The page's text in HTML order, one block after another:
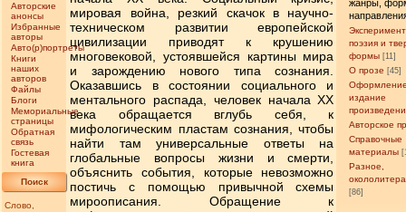
Авторские
анонсы
Избранные
авторы
Авто(р)портреты
Книги
наших
авторов
Файлы
Блоги
Мемориальные
страницы
Обратная
связь
Гостевая
книга
Поиск
Слово,
жанры,
поэзия и
формы [11]
О прозе [45]
издание
Авторское
Справочные
материалы
Разное,
[86]
мировая война, резкий скачок в научно-
техническом развитии европейской
цивилизации приводят к крушению
многовековой, устоявшейся картины мира
и зарождению нового типа сознания.
Оказавшись в состоянии социального и
ментального распада, человек начала ХХ
века обращается вглубь себя, к
мифологическим пластам сознания, чтобы
найти там универсальные ответы на
глобальные вопросы жизни и смерти,
объяснить события, которые невозможно
постичь с помощью привычной схемы
мироописания. Обращение к